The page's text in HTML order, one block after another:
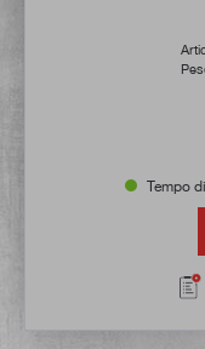
Tempo